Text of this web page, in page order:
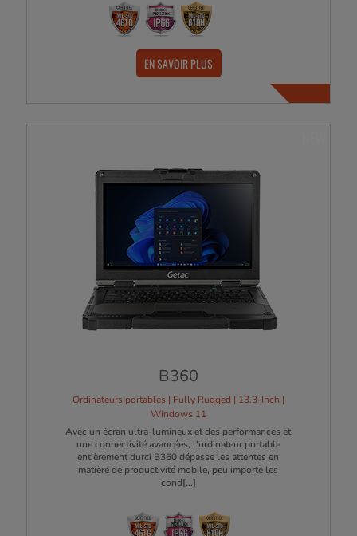
EN SAVOIR PLUS
B360
Ordinateurs portables | Fully Rugged | 13.3-Inch |
Windows 11
Avec un écran ultra-lumineux et des performances et
une connectivité avancées, l'ordinateur portable
entièrement durci B360 dépasse les attentes en
matière de productivité mobile, peu importe les
cond[...]